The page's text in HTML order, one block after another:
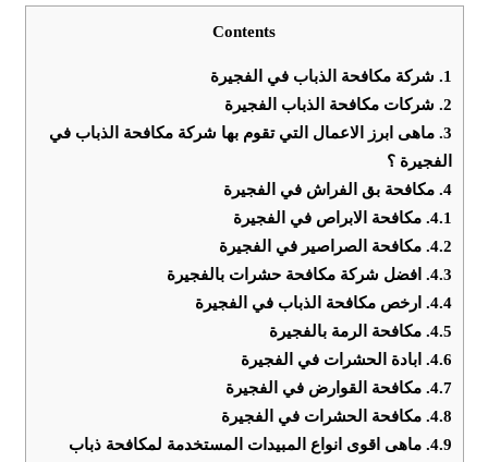
Contents
1. شركة مكافحة الذباب في الفجيرة
2. شركات مكافحة الذباب الفجيرة
3. ماهى ابرز الاعمال التي تقوم بها شركة مكافحة الذباب في
الفجيرة ؟
4. مكافحة بق الفراش في الفجيرة
4.1. مكافحة الابراص في الفجيرة
4.2. مكافحة الصراصير في الفجيرة
4.3.
افضل شركة مكافحة حشرات بالفجيرة
4.4.
ارخص مكافحة الذباب في الفجيرة
4.5. مكافحة الرمة بالفجيرة
4.6.
ابادة الحشرات في الفجيرة
4.7. مكافحة القوارض في الفجيرة
4.8. مكافحة الحشرات في الفجيرة
4.9. ماهى اقوى انواع المبيدات المستخدمة لمكافحة ذباب